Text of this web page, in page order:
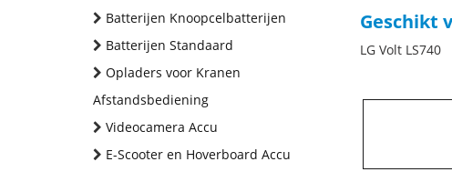
Batterijen Knoopcelbatterijen
Batterijen Standaard
Opladers voor Kranen
Afstandsbediening
Videocamera Accu
E-Scooter en Hoverboard Accu
Geschikt
LG Volt LS740